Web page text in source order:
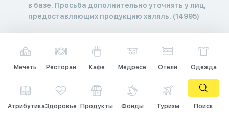
в базе. Просьба дополнительно уточнять у лиц,
предоставляющих продукцию халяль. (14995)
Мечеть Ресторан Кафе Медресе Отели Одежда
АтрибутикаЗдоровье Продукты Фонды Туризм Поиск